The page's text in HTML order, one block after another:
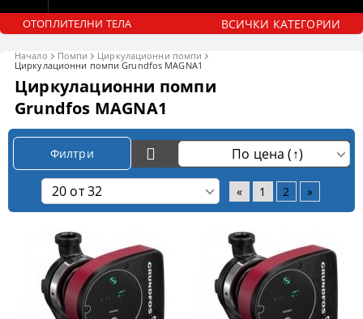
ОТОПЛИТЕЛНИ ТЕЛА ВСИЧКИ КАТЕГОРИИ
Начало Помпи
Циркулационни помпи
Циркулационни помпи Grundfos MAGNA1
Циркулационни помпи
Grundfos MAGNA1
Филтри
« 1 2 »